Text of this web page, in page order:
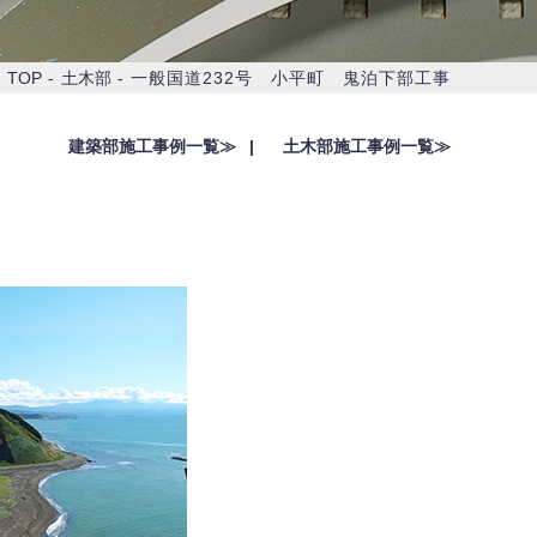
TOP 土木部 一般国道232号 小平町 鬼泊下部工事
建築部施工事例一覧≫ 土木部施工事例一覧≫